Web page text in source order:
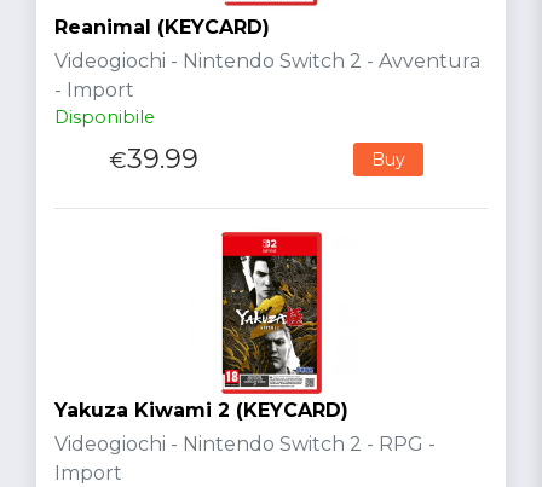
Reanimal (KEYCARD)
Videogiochi - Nintendo Switch 2 - Avventura
- Import
Disponibile
€39.99 Buy
Yakuza Kiwami 2 (KEYCARD)
Videogiochi - Nintendo Switch 2 - RPG -
Import